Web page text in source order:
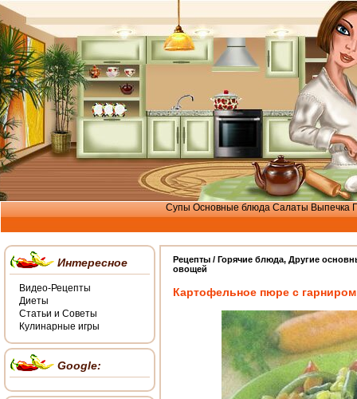
Супы Основные блюда Салаты Выпечка
Рецепты / Горячие блюда, Другие
овощей
Картофельное пюре с
Интересное
Видео-Рецепты
Диеты
Статьи и Советы
Кулинарные игры
Google: